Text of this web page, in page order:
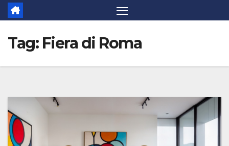
Tag: Fiera di Roma